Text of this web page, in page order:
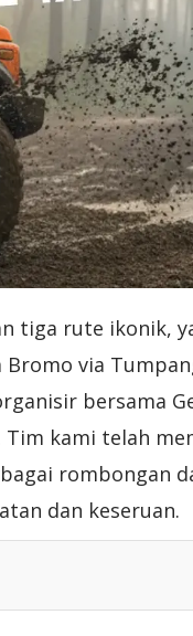
tiga rute ikonik,
via
bersama
kami telah
rombongan
dan keseruan.